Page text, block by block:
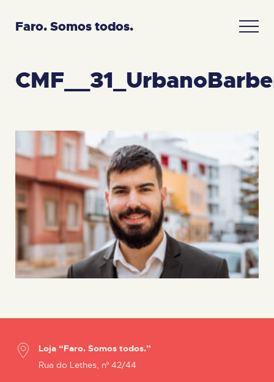
Faro. Somos todos.
Loja “Faro. Somos todos.”
Rua do Lethes, nº 42/44